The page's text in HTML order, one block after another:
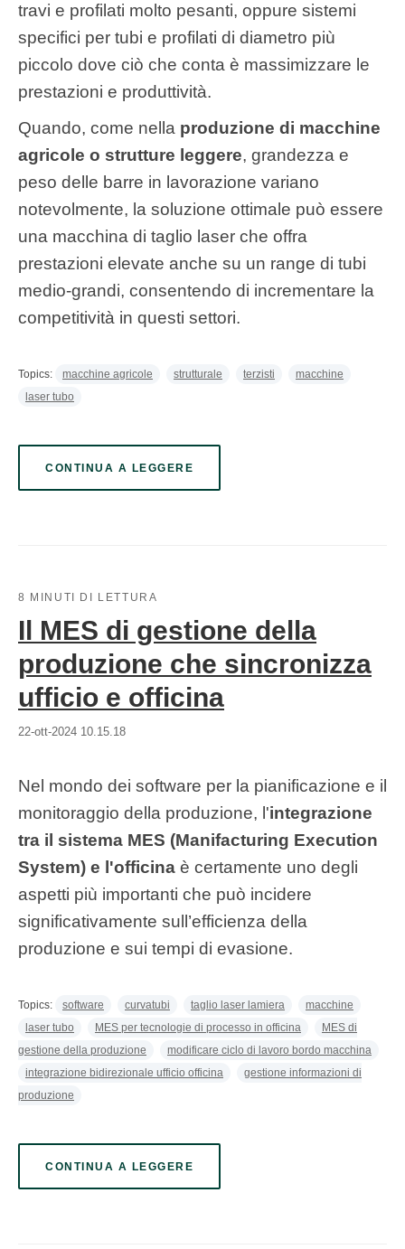
travi e profilati molto pesanti, oppure sistemi
specifici per tubi e profilati di diametro più
piccolo dove ciò che conta è massimizzare le
prestazioni e produttività.
Quando, come nella produzione di macchine
agricole o strutture leggere, grandezza e
peso delle barre in lavorazione variano
notevolmente, la soluzione ottimale può essere
una macchina di taglio laser che offra
prestazioni elevate anche su un range di tubi
medio-grandi, consentendo di incrementare la
competitività in questi settori.
Topics: macchine agricole strutturale terzisti
macchine
laser tubo
CONTINUA A LEGGERE
8 MINUTI DI LETTURA
Il MES di gestione della
produzione che sincronizza
ufficio e officina
22-ott-2024 10.15.18
Nel mondo dei software per la pianificazione e il
monitoraggio della produzione, l'integrazione
tra il sistema MES (Manifacturing Execution
System) e l'officina è certamente uno degli
aspetti più importanti che può incidere
significativamente sull’efficienza della
produzione e sui tempi di evasione.
Topics: software curvatubi taglio laser lamiera
macchine
laser tubo
MES per tecnologie di processo in officina
MES di
gestione della produzione
modificare ciclo di lavoro bordo macchina
integrazione bidirezionale ufficio officina
gestione informazioni di
produzione
CONTINUA A LEGGERE